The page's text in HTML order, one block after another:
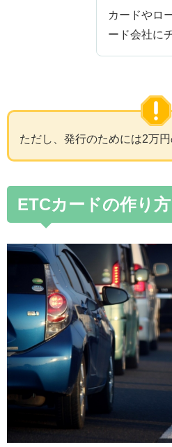
カードやロ
ード会社に
ただし、発行のためには2万円
ETCカードの作り方